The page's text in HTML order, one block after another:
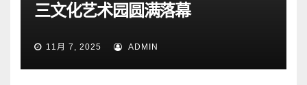
三文化艺术园圆满落幕
11月 7, 2025 ADMIN